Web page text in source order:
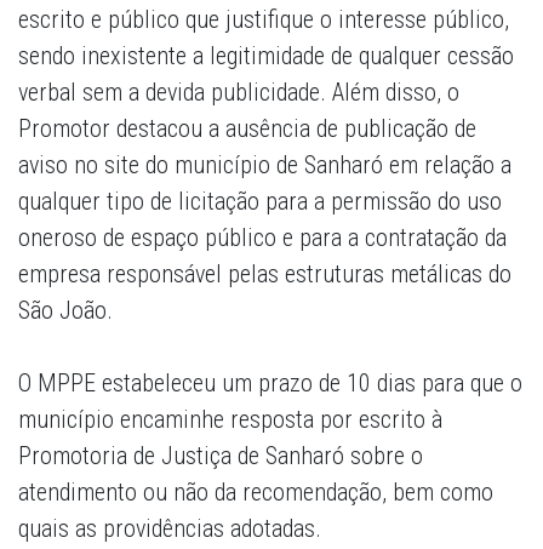
escrito e público que justifique o interesse público,
sendo inexistente a legitimidade de qualquer cessão
verbal sem a devida publicidade. Além disso, o
Promotor destacou a ausência de publicação de
aviso no site do município de Sanharó em relação a
qualquer tipo de licitação para a permissão do uso
oneroso de espaço público e para a contratação da
empresa responsável pelas estruturas metálicas do
São João.
O MPPE estabeleceu um prazo de 10 dias para que o
município encaminhe resposta por escrito à
Promotoria de Justiça de Sanharó sobre o
atendimento ou não da recomendação, bem como
quais as providências adotadas.